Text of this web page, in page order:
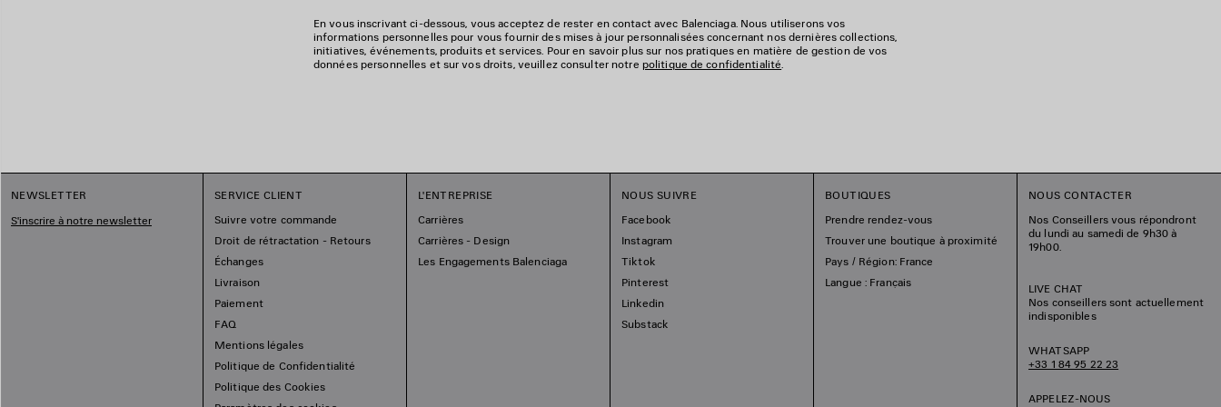
En vous inscrivant ci-dessous, vous acceptez de rester en contact avec Balenciaga. Nous utiliserons vos
informations personnelles pour vous fournir des mises à jour personnalisées concernant nos dernières collections,
initiatives, événements, produits et services. Pour en savoir plus sur nos pratiques en matière de gestion de vos
données personnelles et sur vos droits, veuillez consulter notre politique de confidentialité.
NEWSLETTER
S'inscrire à notre newsletter
SERVICE CLIENT
Suivre votre commande
Droit de rétractation - Retours
Échanges
Livraison
Paiement
FAQ
Mentions légales
Politique de Confidentialité
Politique des Cookies
L'ENTREPRISE
Carrières
Carrières - Design
Les Engagements Balenciaga
NOUS SUIVRE
Facebook
Instagram
Tiktok
Pinterest
Linkedin
Substack
BOUTIQUES
Prendre rendez-vous
Trouver une boutique à proximité
Pays / Région: France
Langue : Français
NOUS CONTACTER
Nos Conseillers vous répondront
du lundi au samedi de 9h30 à
19h00.
LIVE CHAT
Nos conseillers sont actuellement
indisponibles
WHATSAPP
+33 1 84 95 22 23
APPELEZ-NOUS